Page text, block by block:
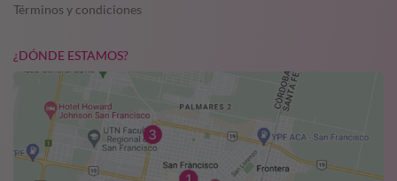
Términos y condiciones
¿DÓNDE ESTAMOS?